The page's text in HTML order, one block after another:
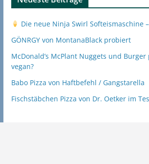
Die neue Ninja Swirl Softeismaschine
GÖNRGY von MontanaBlack probiert
McDonald’s McPlant Nuggets und
vegan?
Babo Pizza von Haftbefehl / Gangstarella
Fischstäbchen Pizza von Dr. Oetker im